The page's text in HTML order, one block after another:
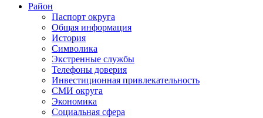
Район
Паспорт округа
Общая информация
История
Символика
Экстренные службы
Телефоны доверия
Инвестиционная привлекательность
СМИ округа
Экономика
Социальная сфера